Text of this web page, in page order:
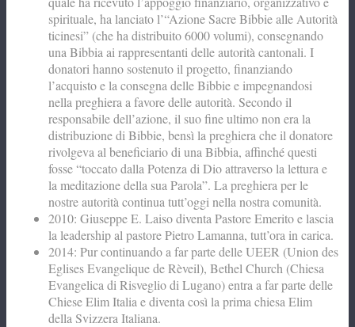
spirituale, ha lanciato l’“Azione Sacre Bibbie alle Autorità
ticinesi” (che ha distribuito 6000 volumi), consegnando
una Bibbia ai rappresentanti delle autorità cantonali. I
donatori hanno sostenuto il progetto, finanziando
l’acquisto e la consegna delle Bibbie e impegnandosi
nella preghiera a favore delle autorità. Secondo il
responsabile dell’azione, il suo fine ultimo non era la
distribuzione di Bibbie, bensì la preghiera che il donatore
rivolgeva al beneficiario di una Bibbia, affinché questi
fosse “toccato dalla Potenza di Dio attraverso la lettura e
la meditazione della sua Parola”. La preghiera per le
nostre autorità continua tutt’oggi nella nostra comunità.
2010: Giuseppe E. Laiso diventa Pastore Emerito e lascia
la leadership al pastore Pietro Lamanna, tutt’ora in carica.
2014: Pur continuando a far parte delle UEER (Union des
Eglises Evangelique de Rèveil), Bethel Church (Chiesa
Evangelica di Risveglio di Lugano) entra a far parte delle
Chiese Elim Italia e diventa così la prima chiesa Elim
della Svizzera Italiana.